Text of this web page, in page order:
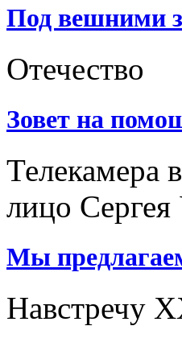
Под вешними
Отечество
Зовет на
Телекамера
лицо Сергея
Мы
Навстречу